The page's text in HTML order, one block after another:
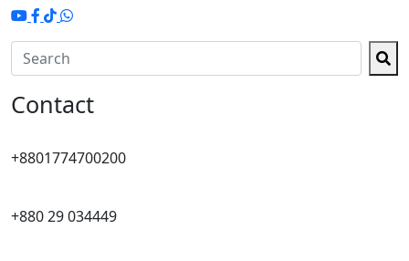
Contact
+8801774700200
+880 29 034449